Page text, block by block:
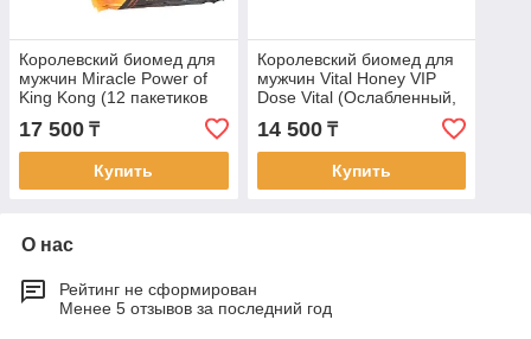
Королевский биомед для
мужчин Miracle Power of
King Kong (12 пакетиков
17 500 ₸
Купить
Королевский биомед для
мужчин Vital Honey VIP
Dose Vital (Ослабленный,
12 пакетиков по 15 г)
14 500₸
Купить
О нас
Рейтинг не сформирован
Менее 5 отзывов за последний год